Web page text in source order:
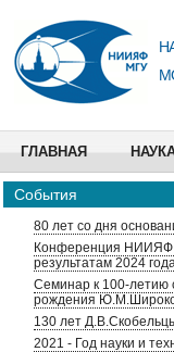
ГЛАВНАЯ
События
80 лет со дня
Конференция
результатам 2024
Семинар к 100-летию
рождения
130 лет
2021 - Год науки и